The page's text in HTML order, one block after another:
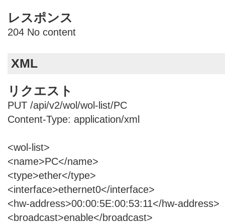
レスポンス
204 No content
XML
リクエスト
PUT /api/v2/wol/wol-list/PC
Content-Type: application/xml
<wol-list>
<name>PC</name>
<type>ether</type>
<interface>ethernet0</interface>
<hw-address>00:00:5E:00:53:11</hw-address>
<broadcast>enable</broadcast>